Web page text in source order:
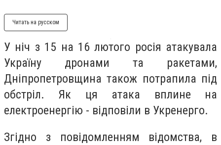
Читать на русском
У ніч з 15 на 16 лютого росія атакувала
Україну дронами та ракетами,
Дніпропетровщина також потрапила під
обстріл. Як ця атака вплине на
електроенергію - відповіли в Укренерго.
Згідно з повідомленням відомства, в